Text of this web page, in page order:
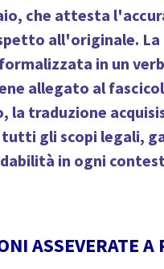
che attesta
all'originale. La
in un
allegato al
la traduzione
gli scopi legali,
in ogni
ASSEVERATE A